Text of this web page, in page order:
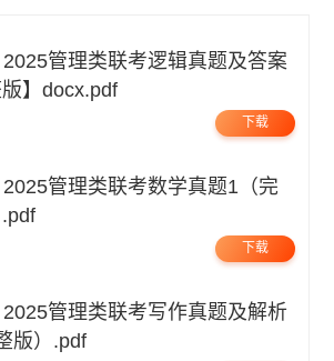
版】docx.pdf
下载
下载
版）.pdf